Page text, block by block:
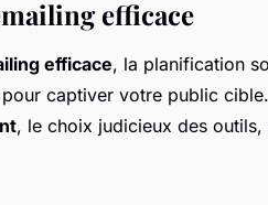
efficace
efficace, la planification
captiver votre public
, le choix judicieux des outils,